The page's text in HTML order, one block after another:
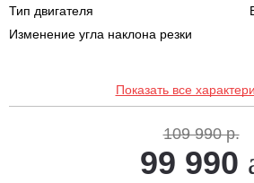
Тип двигателя
Изменение угла наклона резки
Показать все
109 990 р.
99 990